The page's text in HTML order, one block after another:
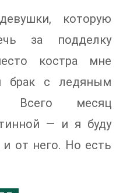
которую
за подделку
костра мне
брак с ледяным
Всего месяц
— и я буду
от него. Но есть